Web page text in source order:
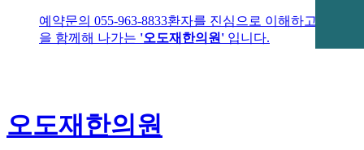
예약문의 055-963-8833환자를 진심으로 이해하고 고통
을 함께해 나가는 '오도재한의원' 입니다.
오도재한의원